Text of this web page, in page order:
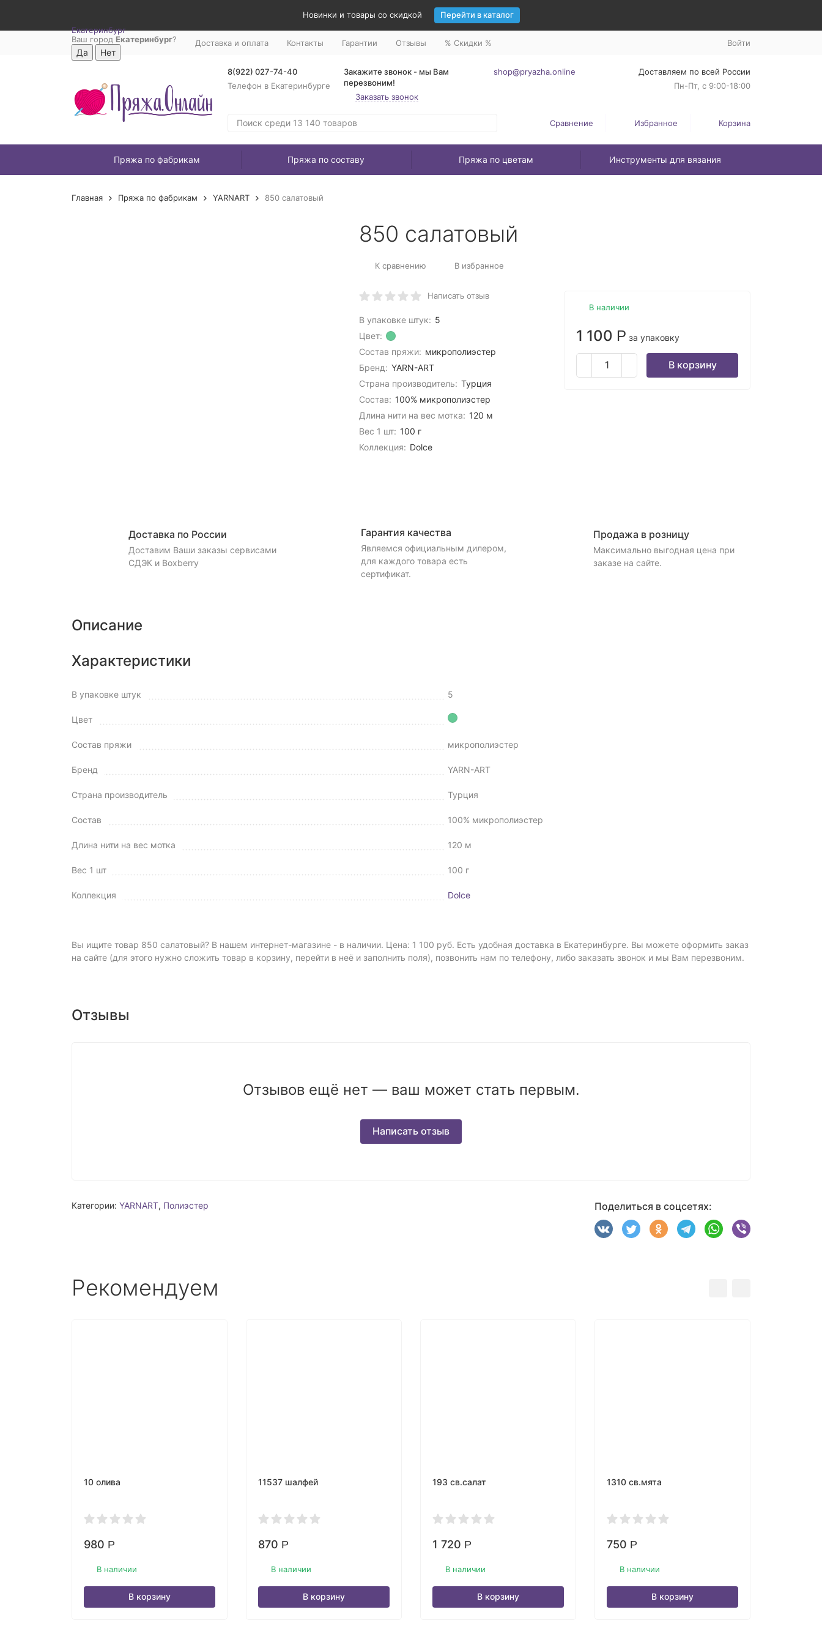
Новинки и товары со скидкой
Перейти в каталог
Екатеринбург
Ваш город Екатеринбург? Доставка и оплата Контакты Гарантии Отзывы % Скидки % Войти
8(922) 027-74-40
Телефон в Екатеринбурге
Закажите звонок - мы Вам
перезвоним!
Заказать звонок
shop@pryazha.online
Доставляем по всей России
Пн-Пт, с 9:00-18:00
Сравнение Избранное Корзина
Пряжа по фабрикам Пряжа по составу Пряжа по цветам Инструменты для вязания
Главная Пряжа по фабрикам YARNART 850 салатовый
850 салатовый
К сравнению В избранное
Написать отзыв
В упаковке штук: 5
Цвет:
Состав пряжи: микрополиэстер
Бренд: YARN-ART
Страна производитель: Турция
Состав: 100% микрополиэстер
Длина нити на вес мотка: 120 м
Вес 1 шт: 100 г
Коллекция: Dolce
В наличии
1 100 Р за упаковку
В корзину
Доставка по России
Доставим Ваши заказы сервисами
СДЭК и Boxberry
Гарантия качества
Являемся официальным дилером,
для каждого товара есть
сертификат.
Продажа в розницу
Максимально выгодная цена при
заказе на сайте.
Описание
Характеристики
В упаковке штук 5
Цвет
Состав пряжи микрополиэстер
Бренд YARN-ART
Страна производитель Турция
Состав 100% микрополиэстер
Длина нити на вес мотка 120 м
Вес 1 шт 100 г
Коллекция Dolce
Вы ищите товар 850 салатовый? В нашем интернет-магазине - в наличии. Цена: 1 100 руб. Есть удобная доставка в Екатеринбурге. Вы можете оформить заказ
на сайте (для этого нужно сложить товар в корзину, перейти в неё и заполнить поля), позвонить нам по телефону, либо заказать звонок и мы Вам перезвоним.
Отзывы
Отзывов ещё нет — ваш может стать первым.
Написать отзыв
Категории: YARNART, Полиэстер Поделиться в соцсетях:
Рекомендуем
10 олива
980 Р
В наличии
В корзину
11537 шалфей
870 Р
В наличии
В корзину
193 св.салат
1 720 Р
В наличии
В корзину
1310 св.мята
750 Р
В наличии
В корзину